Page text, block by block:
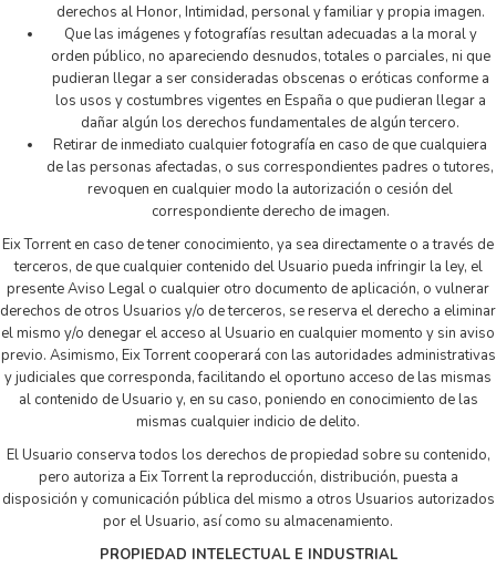
derechos al Honor, Intimidad, personal y familiar y propia imagen.
Que las imágenes y fotografías resultan adecuadas a la moral y
orden público, no apareciendo desnudos, totales o parciales, ni que
pudieran llegar a ser consideradas obscenas o eróticas conforme a
los usos y costumbres vigentes en España o que pudieran llegar a
dañar algún los derechos fundamentales de algún tercero.
Retirar de inmediato cualquier fotografía en caso de que cualquiera
de las personas afectadas, o sus correspondientes padres o tutores,
revoquen en cualquier modo la autorización o cesión del
correspondiente derecho de imagen.
Eix Torrent en caso de tener conocimiento, ya sea directamente o a través de
terceros, de que cualquier contenido del Usuario pueda infringir la ley, el
presente Aviso Legal o cualquier otro documento de aplicación, o vulnerar
derechos de otros Usuarios y/o de terceros, se reserva el derecho a eliminar
el mismo y/o denegar el acceso al Usuario en cualquier momento y sin aviso
previo. Asimismo, Eix Torrent cooperará con las autoridades administrativas
y judiciales que corresponda, facilitando el oportuno acceso de las mismas
al contenido de Usuario y, en su caso, poniendo en conocimiento de las
mismas cualquier indicio de delito.
El Usuario conserva todos los derechos de propiedad sobre su contenido,
pero autoriza a Eix Torrent la reproducción, distribución, puesta a
disposición y comunicación pública del mismo a otros Usuarios autorizados
por el Usuario, así como su almacenamiento.
PROPIEDAD INTELECTUAL E INDUSTRIAL